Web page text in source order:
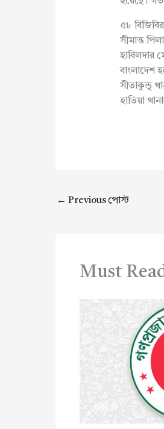
৫৮
সীমান্ত
হাবিলদার
বাংলাদেশ
সীতাকুন্ডু
হাতিয়া
← Previous পোস্ট
Must